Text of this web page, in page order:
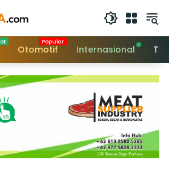
Otomotif Internasional